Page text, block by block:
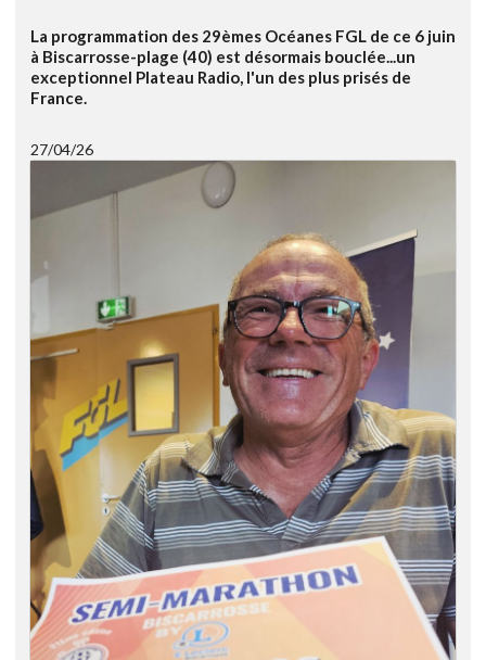
La programmation des 29èmes Océanes FGL de ce 6 juin
à Biscarrosse-plage (40) est désormais bouclée...un
exceptionnel Plateau Radio, l'un des plus prisés de
France.
27/04/26